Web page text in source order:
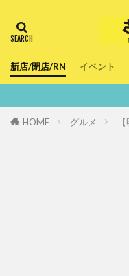
新店/閉店/RN イベント
HOME グルメ